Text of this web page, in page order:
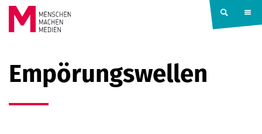
Springe zum Inhalt
MACHEN
MEDIEN
Empörungswellen